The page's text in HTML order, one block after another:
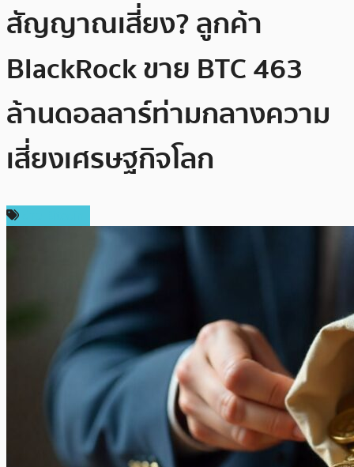
สัญญาณเสี่ยง? ลูกค้า
BlackRock ขาย BTC 463
ล้านดอลลาร์ท่ามกลางความ
เสี่ยงเศรษฐกิจโลก